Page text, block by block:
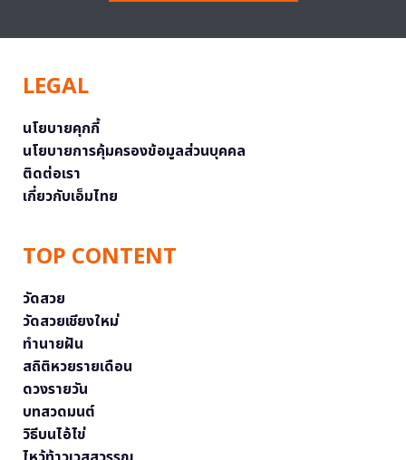
LEGAL
นโยบายคุกกี้
นโยบายการคุ้มครองข้อมูลส่วนบุคคล
ติดต่อเรา
เกี่ยวกับเอ็มไทย
TOP CONTENT
วัดสวย
วัดสวยเชียงใหม่
ทำนายฝัน
สถิติหวยรายเดือน
ดวงรายวัน
บทสวดมนต์
วิธีบนไอ้ไข่